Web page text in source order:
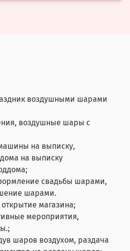
воздушными шарами
воздушные шары с
на выписку,
на выписку
свадьбы шарами,
шарами.
магазина;
мероприятия,
шаров воздухом, раздача